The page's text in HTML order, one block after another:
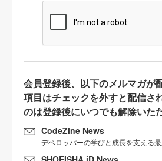
会員登録後、以下のメルマガが
項目はチェックを外すと配信さ
のは登録後にいつでも解除いた
CodeZine News
デベロッパーの学びと成長を支える